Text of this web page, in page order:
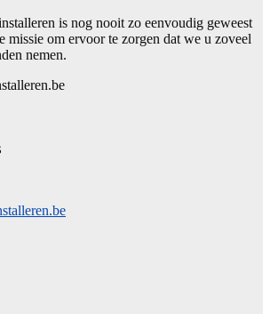
is nog nooit zo eenvoudig geweest
missie om ervoor te zorgen dat we u zoveel
nemen.